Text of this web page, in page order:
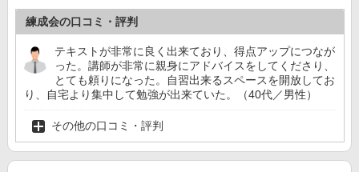
練成会の口コミ・評判
テキストが非常に良く出来ており、得点アップにつなが
った。講師が非常に親身にアドバイスをしてくださり、
とても頼りになった。自習出来るスペースを開放してお
り、自宅より集中して勉強が出来ていた。（40代／男性）
その他の口コミ・評判